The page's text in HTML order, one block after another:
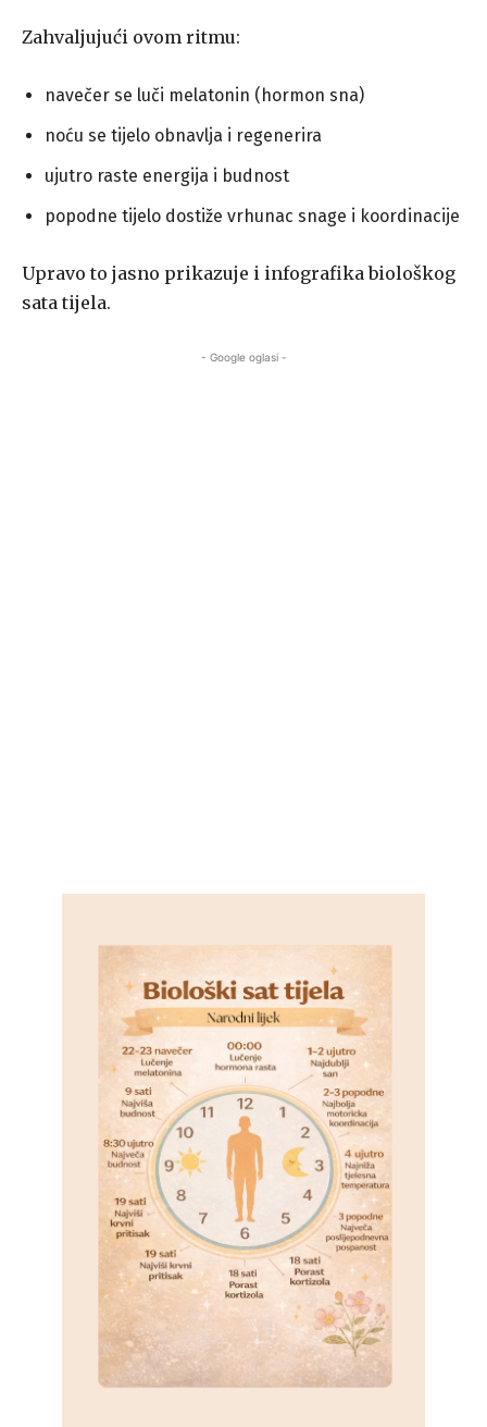
Zahvaljujući ovom ritmu:
navečer se luči melatonin (hormon sna)
noću se tijelo obnavlja i regenerira
ujutro raste energija i budnost
popodne tijelo dostiže vrhunac snage i koordinacije
Upravo to jasno prikazuje i infografika biološkog
sata tijela.
- Google oglasi -